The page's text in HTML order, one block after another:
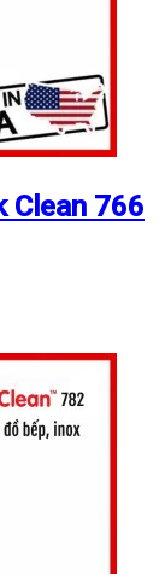
Clean 766